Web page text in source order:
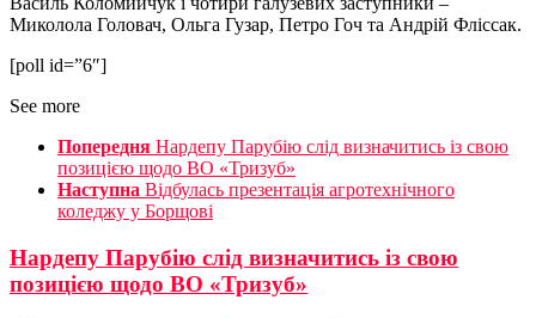
Миколола Головач, Ольга Гузар, Петро Гоч та Андрій Фліссак.
[poll id=”6″]
See more
Попередня Нардепу Парубію слід визначитись із свою
позицією щодо ВО «Тризуб»
Наступна Відбулась презентація агротехнічного
коледжу у Борщові
Нардепу Парубію слід визначитись із свою
позицією щодо ВО «Тризуб»